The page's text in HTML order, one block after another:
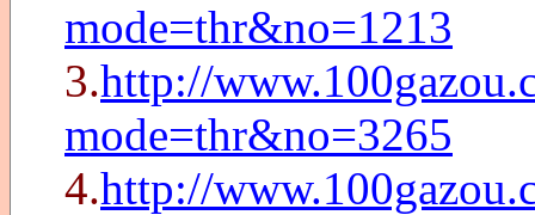
mode=thr&no=1213
3.http://
mode=thr&no=3265
4.http://